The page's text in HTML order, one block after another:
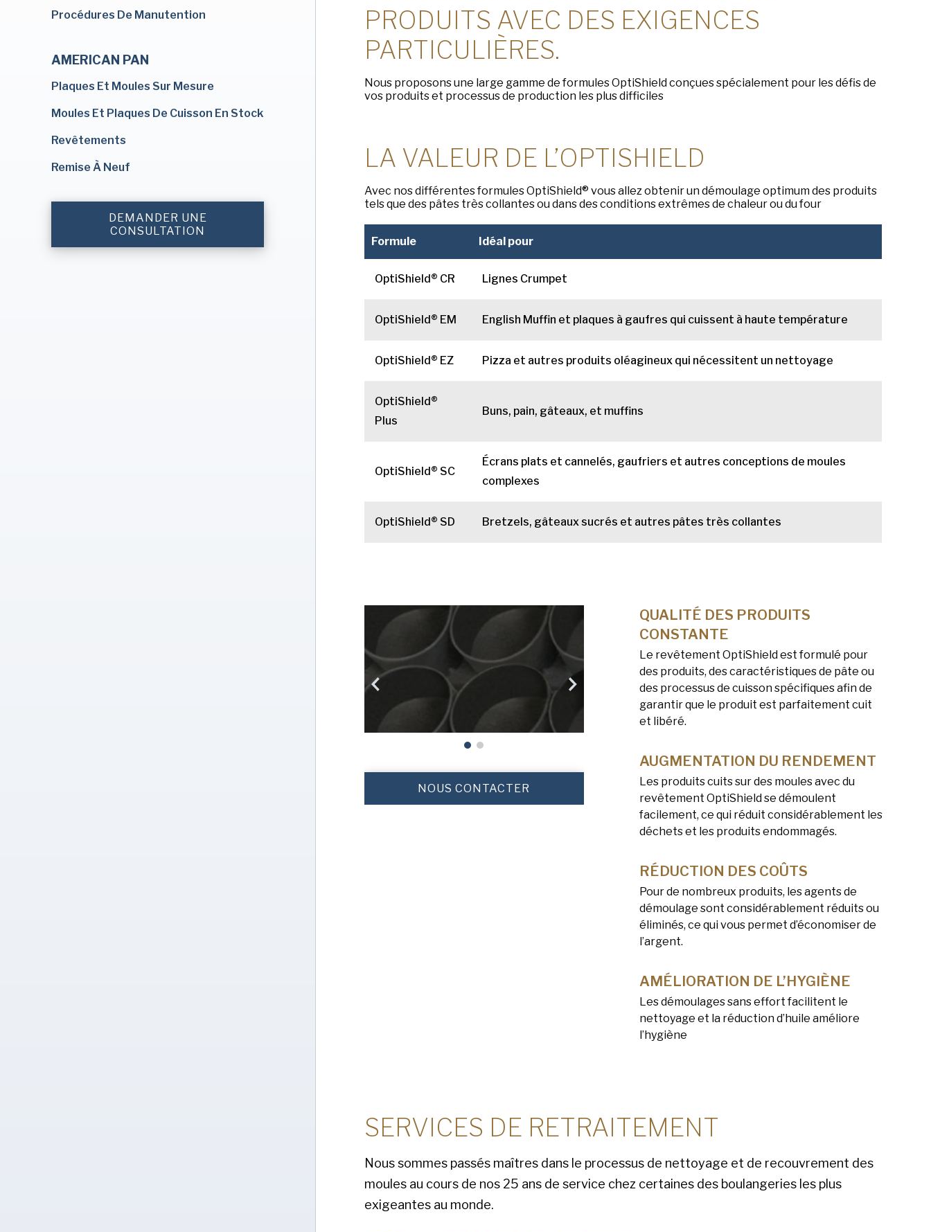
Procédures De Manutention
AMERICAN PAN
Plaques Et Moules Sur Mesure
Moules Et Plaques De Cuisson En Stock
Revêtements
Remise À Neuf
DEMANDER UNE
CONSULTATION
PRODUITS AVEC DES EXIGENCES
PARTICULIÈRES.
Nous proposons une large gamme de formules OptiShield conçues spécialement pour les défis de
vos produits et processus de production les plus difficiles
LA VALEUR DE L’OPTISHIELD
Avec nos différentes formules OptiShield® vous allez obtenir un démoulage optimum des produits
tels que des pâtes très collantes ou dans des conditions extrêmes de chaleur ou du four
Formule Idéal pour
OptiShield® CR Lignes Crumpet
OptiShield® EM English Muffin et plaques à gaufres qui cuissent à haute température
OptiShield® EZ Pizza et autres produits oléagineux qui nécessitent un nettoyage
OptiShield®
Plus
Buns, pain, gâteaux, et muffins
OptiShield® SC
Écrans plats et cannelés, gaufriers et autres conceptions de moules
complexes
OptiShield® SD Bretzels, gâteaux sucrés et autres pâtes très collantes
NOUS CONTACTER
QUALITÉ DES PRODUITS
CONSTANTE
Le revêtement OptiShield est formulé pour
des produits, des caractéristiques de pâte ou
des processus de cuisson spécifiques afin de
garantir que le produit est parfaitement cuit
et libéré.
AUGMENTATION DU RENDEMENT
Les produits cuits sur des moules avec du
revêtement OptiShield se démoulent
facilement, ce qui réduit considérablement les
déchets et les produits endommagés.
RÉDUCTION DES COÛTS
Pour de nombreux produits, les agents de
démoulage sont considérablement réduits ou
éliminés, ce qui vous permet d’économiser de
l’argent.
AMÉLIORATION DE L’HYGIÈNE
Les démoulages sans effort facilitent le
nettoyage et la réduction d’huile améliore
l’hygiène
SERVICES DE RETRAITEMENT
Nous sommes passés maîtres dans le processus de nettoyage et de recouvrement des
moules au cours de nos 25 ans de service chez certaines des boulangeries les plus
exigeantes au monde.